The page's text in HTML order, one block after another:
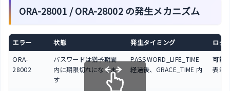
ORA-28001 / ORA-28002 の発生メカニズム
エラー 状態 発生タイミング
ログ
ORA-
28002
パスワードは猶予期間
内に期限切れになりま
す
PASSWORD_LIFE_TIME
経過後、GRACE_TIME 内
可能
表示